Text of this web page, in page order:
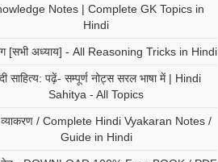
Notes | Complete GK Topics in
Hindi
[सभी अध्याय] - All Reasoning Tricks in Hindi
साहित्य: पढ़ें- सम्पूर्ण नोट्स सरल भाषा में | Hindi
Sahitya - All Topics
व्याकरण / Complete Hindi Vyakaran Notes /
Guide in Hindi